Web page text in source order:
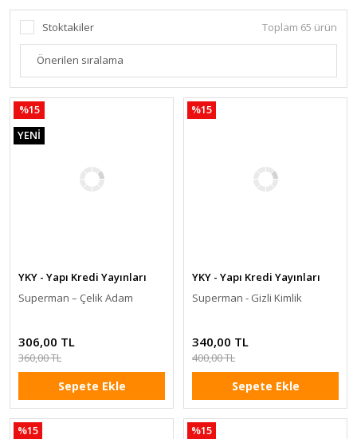
Stoktakiler Toplam 65 ürün
%15
YENİ
YKY - Yapı Kredi Yayınları
Superman – Çelik Adam
306,00 TL
360,00 TL
Sepete Ekle
%15
YKY - Yapı Kredi Yayınları
Superman - Gizli Kimlik
340,00 TL
400,00 TL
Sepete Ekle
%15 %15